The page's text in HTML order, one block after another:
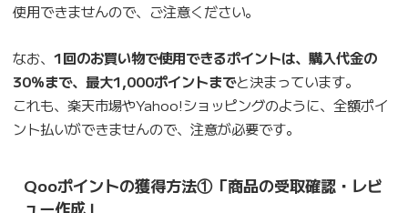
使用できませんので、ご注意ください。
なお、 1回のお買い物で使用できるポイントは、購入代金の
30％まで、最大1,000ポイントまでと決まっています。
これも、楽天市場やYahoo!ショッピングのように、全額ポイ
ント払いができませんので、注意が必要です。
Qooポイントの獲得方法①「商品の受取確認・レビ
ュー作成」